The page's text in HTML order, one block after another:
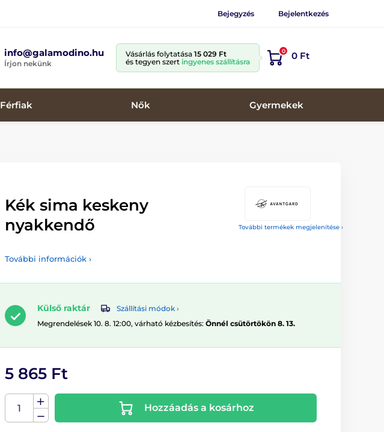
Bejegyzés Bejelentkezés
info@galamodino.hu
Írjon nekünk
Vásárlás folytatása 15 029 Ft
és tegyen szert ingyenes szállításra
0 0 Ft
Férfiak Nők Gyermekek
További termékek megjelenítése ›
Kék sima keskeny
nyakkendő
További információk ›
Külső raktár
Szállítási módok ›
Megrendelések 10. 8. 12:00, várható kézbesítés: Önnél csütörtökön 8. 13.
5 865 Ft
Hozzáadás a kosárhoz